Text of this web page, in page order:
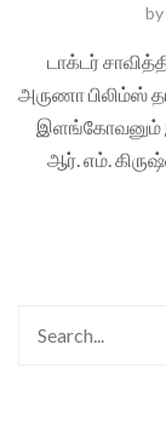
by
டாக்டர்
அருணா பிலிம்ஸ்
இளங்கோவனும்
ஆர். எம்.